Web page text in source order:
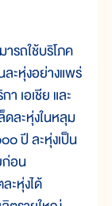
ถใช้บริโภค
ละหุ่งอย่างแพร่
เอเชีย และ
ดละหุ่งในหลุม
ปี ละหุ่งเป็น
อน
ะหุ่งได้